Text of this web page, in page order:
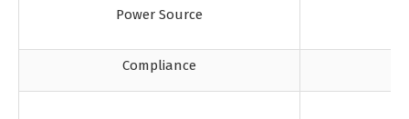
Power Source
Compliance